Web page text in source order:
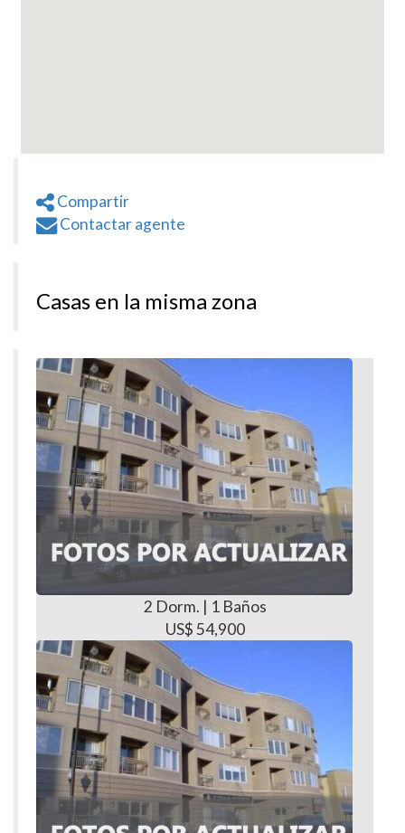
Compartir
Contactar agente
Casas en la misma zona
2 Dorm. | 1 Baños
US$ 54,900